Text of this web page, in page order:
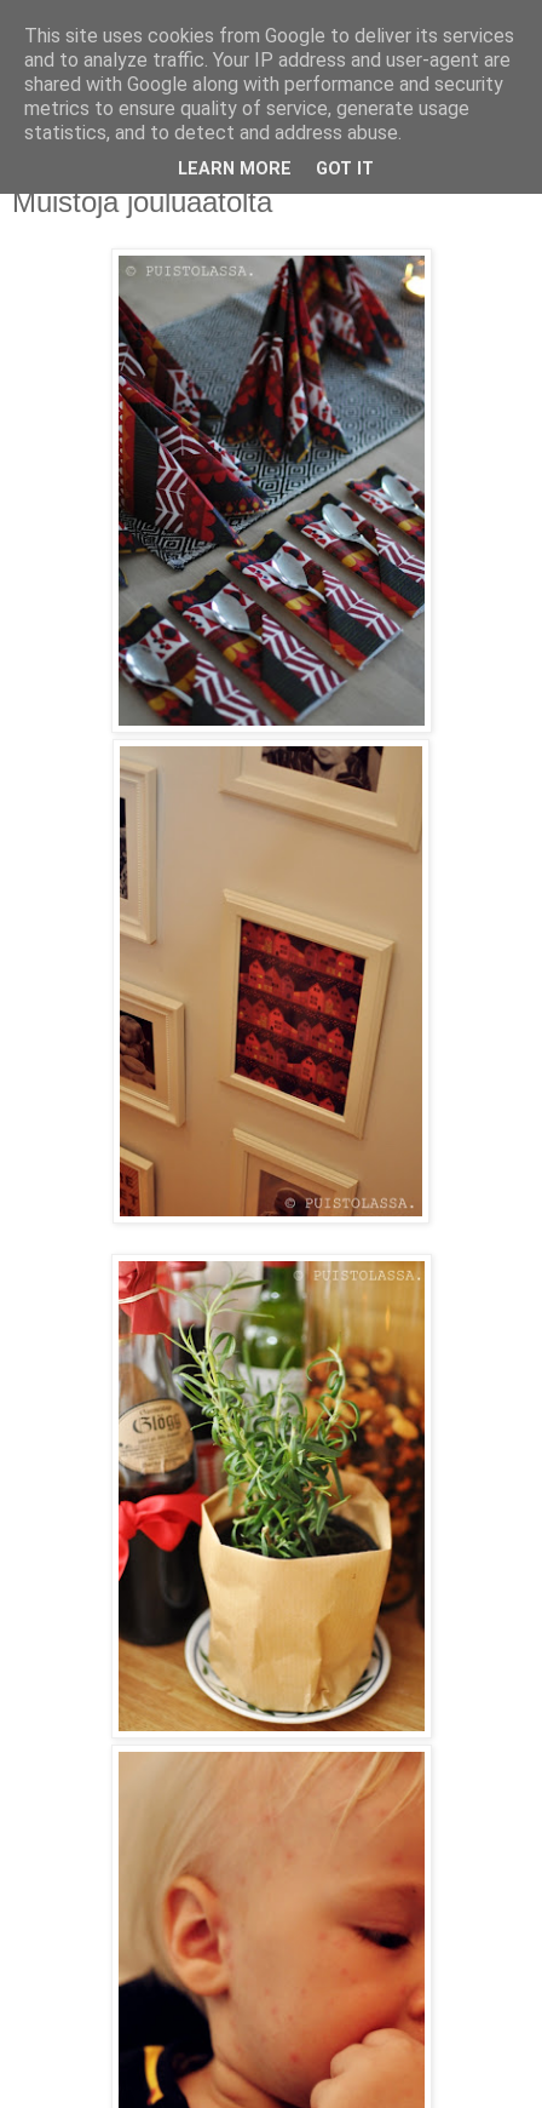
PUISTOLASSA
BLOG BY PETRA L.
tiistai 25. joulukuuta 2012
Muistoja jouluaatolta
This site uses cookies from Google to deliver its services
and to analyze traffic. Your IP address and user-agent are
shared with Google along with performance and security
metrics to ensure quality of service, generate usage
statistics, and to detect and address abuse.
LEARN MORE GOT IT